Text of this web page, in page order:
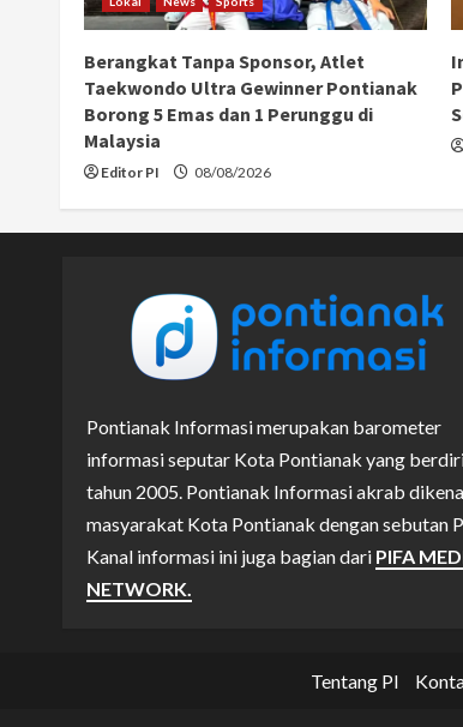
Berangkat Tanpa Sponsor, Atlet
Taekwondo Ultra Gewinner Pontianak
Borong 5 Emas dan 1 Perunggu di
Malaysia
Editor PI 08/08/2026
Pontianak Informasi merupakan barometer
informasi seputar Kota Pontianak yang
tahun 2005. Pontianak Informasi akrab
masyarakat Kota Pontianak dengan sebutan
Kanal informasi ini juga bagian dari PIFA
NETWORK.
Tentang PI